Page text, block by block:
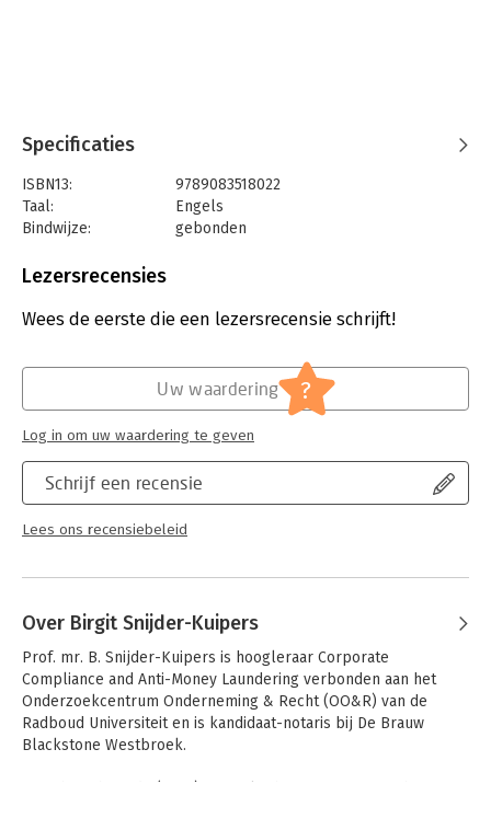
Specificaties
ISBN13:
9789083518022
Taal:
Engels
Bindwijze:
gebonden
Uitgever:
Verschijningsdatum:
15-5-2025
Ondernemingsrecht
Lezersrecensies
Wees de eerste die een lezersrecensie schrijft!
Schrijf een recensie
Lees ons recensiebeleid
Uw waardering ?
Log in om uw waardering te geven
Over Birgit Snijder-Kuipers
Prof. mr. B. Snijder-Kuipers is hoogleraar Corporate
Compliance and Anti-Money Laundering verbonden aan het
Onderzoekcentrum Onderneming & Recht (OO&R) van de
Radboud Universiteit en is kandidaat-notaris bij De Brauw
Blackstone Westbroek.